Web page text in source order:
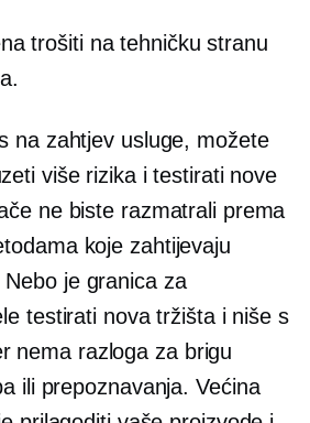
trošiti na tehničku stranu
na zahtjev usluge, možete
više rizika i testirati nove
ne biste razmatrali prema
koje zahtijevaju
je granica za
testirati nova tržišta i niše s
nema razloga za brigu
ili prepoznavanja. Većina